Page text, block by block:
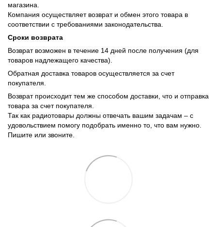
магазина.
Компания осуществляет возврат и обмен этого товара в
соответствии с требованиями законодательства.
Сроки возврата
Возврат возможен в течение 14 дней после получения (для
товаров надлежащего качества).
Обратная доставка товаров осуществляется за счет
покупателя.
Возврат происходит тем же способом доставки, что и отправка
товара за счет покупателя.
Так как радиотовары должны отвечать вашим задачам – с
удовольствием помогу подобрать именно то, что вам нужно.
Пишите или звоните.